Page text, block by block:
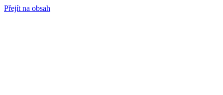
Přejít na obsah